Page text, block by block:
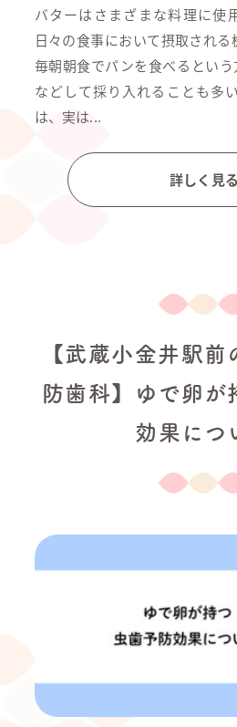
バターはさまざまな料理に使
日々の食事において摂取される
毎朝朝食でパンを食べるとい
などして採り入れることも多
は、実は...
詳しく見る
【武蔵小金井駅
防歯科】ゆで卵が
効果につ